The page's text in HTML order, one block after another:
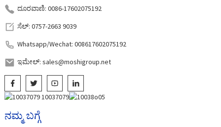
ದೂರವಾಣಿ: 0086-17602075192
ಸೆಲ್: 0757-2663 9039
Whatsapp/Wechat: 008617602075192
ಇಮೇಲ್: sales@moshigroup.net
ನಮ್ಮ ಬಗ್ಗೆ